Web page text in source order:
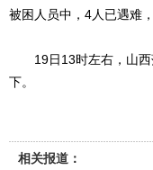
被困人员中，4人已遇难
19日13时左右，山西
下。
相关报道：